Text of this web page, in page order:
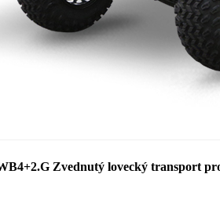
Zvednutý lovecký transport